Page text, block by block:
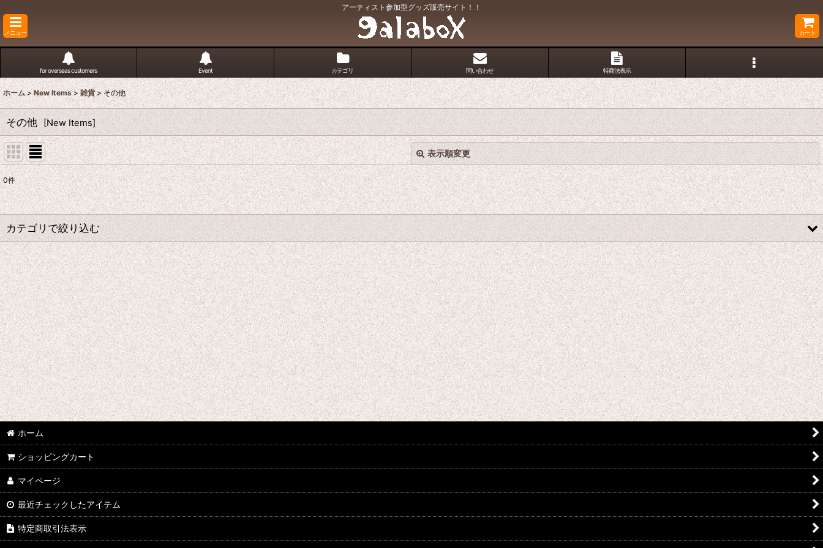
アーティスト参加型グッズ販売サイト！！
メニュー カート
for overseas customers Event カテゴリ 問い合わせ 特商法表示
ホーム > New Items > 雑貨 > その他
その他 [New Items]
表示順変更
表示数:
並び順:
絞り込む
閉じる
0件
カテゴリで絞り込む
バッヂ
手拭い
ポスト・カード
タオル
バッグ
ステッカー
占いカード
カレンダー
その他
ホーム
ショッピングカート
マイページ
最近チェックしたアイテム
特定商取引法表示